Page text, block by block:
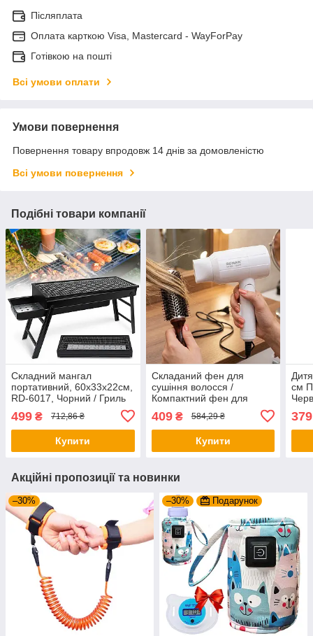
Післяплата
Оплата карткою Visa, Mastercard - WayForPay
Готівкою на пошті
Всі умови оплати
Умови повернення
Повернення товару впродовж 14 днів за домовленістю
Всі умови повернення
Подібні товари компанії
Складний мангал
портативний, 60х33х22см,
RD-6017, Чорний / Гриль
Вуличний гриль для дачі /
Переносний мангал
499 ₴ 712,86 ₴
Купити
Складаний фен для
сушіння волосся /
Компактний фен для
Дорожній фен для
волосся зі складною
ручкою 1200 Вт
409₴ 584,29 ₴
Купити
см
379
Акційні пропозиції та новинки
–30% –30% Подарунок